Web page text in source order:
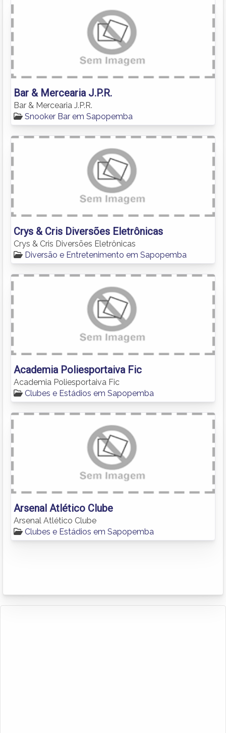
Bar & Mercearia J.P.R.
Bar & Mercearia J.P.R.
Snooker Bar em Sapopemba
Crys & Cris Diversões Eletrônicas
Crys & Cris Diversões Eletrônicas
Diversão e Entretenimento em Sapopemba
Academia Poliesportaiva Fic
Academia Poliesportaiva Fic
Clubes e Estádios em Sapopemba
Arsenal Atlético Clube
Arsenal Atlético Clube
Clubes e Estádios em Sapopemba